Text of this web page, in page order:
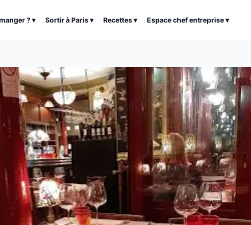
?▾ Sortir àParis▾ Recettes▾ Espace chef entreprise▾